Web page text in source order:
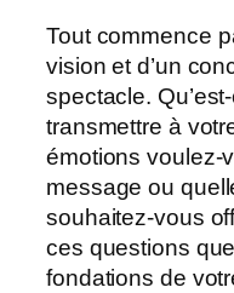
Tout commence
vision et d’un
spectacle.
transmettre à
émotions voulez-
message ou
souhaitez-vous
ces questions
fondations de